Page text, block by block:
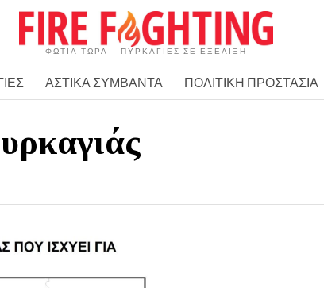
ΦΩΤΙΑ ΤΩΡΑ – ΠΥΡΚΑΓΙΕΣ ΣΕ ΕΞΕΛΙΞΗ
ΑΣΤΙΚΑ ΣΥΜΒΑΝΤΑ ΠΟΛΙΤΙΚΗ ΠΡΟΣΤΑΣΙΑ